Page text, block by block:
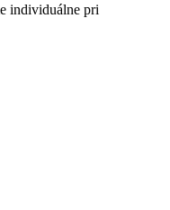
individuálne pri